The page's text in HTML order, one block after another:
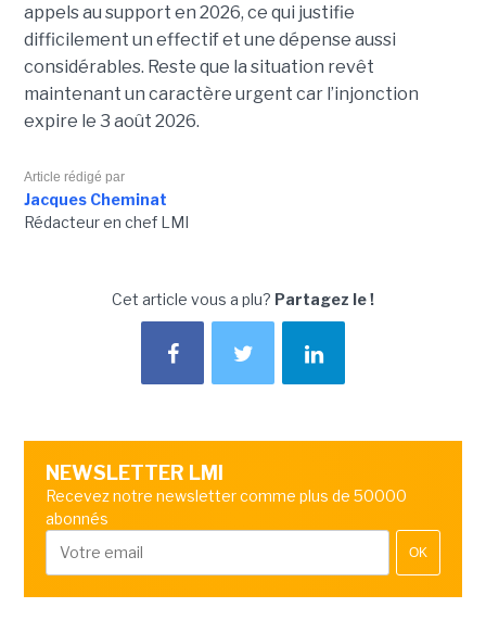
appels au support en 2026, ce qui justifie
difficilement un effectif et une dépense aussi
considérables. Reste que la situation revêt
maintenant un caractère urgent car l’injonction
expire le 3 août 2026.
Article rédigé par
Jacques Cheminat
Rédacteur en chef LMI
Cet article vous a plu? Partagez le !
NEWSLETTER LMI
Recevez notre newsletter comme plus de 50000
abonnés
OK